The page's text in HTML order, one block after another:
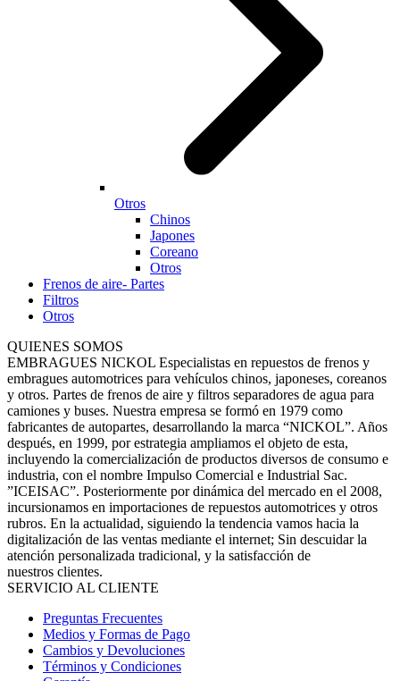
Otros
Chinos
Japones
Coreano
Otros
Frenos de aire- Partes
Filtros
Otros
QUIENES SOMOS
EMBRAGUES NICKOL Especialistas en repuestos de frenos y
embragues automotrices para vehículos chinos, japoneses, coreanos
y otros. Partes de frenos de aire y filtros separadores de agua para
camiones y buses. Nuestra empresa se formó en 1979 como
fabricantes de autopartes, desarrollando la marca “NICKOL”. Años
después, en 1999, por estrategia ampliamos el objeto de esta,
incluyendo la comercialización de productos diversos de consumo e
industria, con el nombre Impulso Comercial e Industrial Sac.
”ICEISAC”. Posteriormente por dinámica del mercado en el 2008,
incursionamos en importaciones de repuestos automotrices y otros
rubros. En la actualidad, siguiendo la tendencia vamos hacia la
digitalización de las ventas mediante el internet; Sin descuidar la
atención personalizada tradicional, y la satisfacción de
nuestros clientes.
SERVICIO AL CLIENTE
Preguntas Frecuentes
Medios y Formas de Pago
Cambios y Devoluciones
Términos y Condiciones